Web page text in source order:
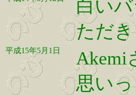
白い
ただき
平成15年5月1日
Akemi
思い